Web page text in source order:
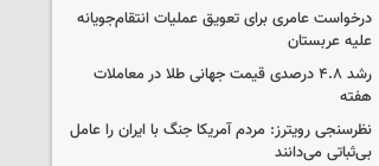
درخواست عامری برای تعویق عملیات انتقام‌جویانه
علیه عربستان
رشد ۴.۸ درصدی قیمت جهانی طلا در معاملات
هفته
نظرسنجی رویترز: مردم آمریکا جنگ با ایران را عامل
بی‌ثباتی می‌دانند